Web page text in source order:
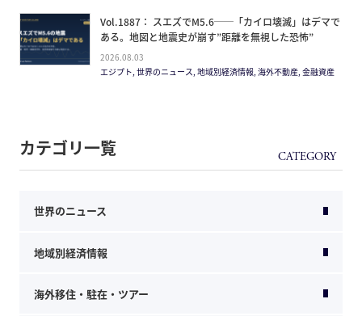
Vol.1887： スエズでM5.6──「カイロ壊滅」はデマで
ある。地図と地震史が崩す”距離を無視した恐怖”
2026.08.03
エジプト, 世界のニュース, 地域別経済情報, 海外不動産, 金融資産
カテゴリ一覧
世界のニュース
地域別経済情報
海外移住・駐在・ツアー